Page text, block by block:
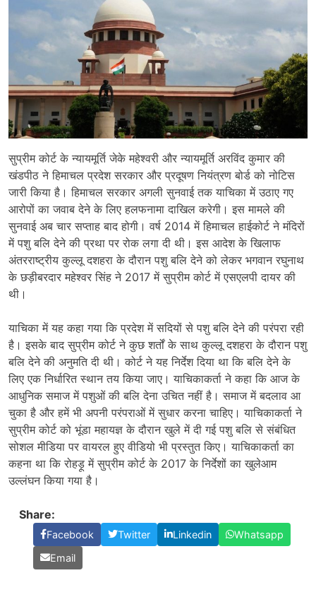
सुप्रीम कोर्ट के न्यायमूर्ति जेके महेश्वरी और न्यायमूर्ति अरविंद कुमार की
खंडपीठ ने हिमाचल प्रदेश सरकार और प्रदूषण नियंत्रण बोर्ड को नोटिस
जारी किया है। हिमाचल सरकार अगली सुनवाई तक याचिका में उठाए गए
आरोपों का जवाब देने के लिए हलफनामा दाखिल करेगी। इस मामले की
सुनवाई अब चार सप्ताह बाद होगी। वर्ष 2014 में हिमाचल हाईकोर्ट ने मंदिरों
में पशु बलि देने की प्रथा पर रोक लगा दी थी। इस आदेश के खिलाफ
अंतरराष्ट्रीय कुल्लू दशहरा के दौरान पशु बलि देने को लेकर भगवान रघुनाथ
के छड़ीबरदार महेश्वर सिंह ने 2017 में सुप्रीम कोर्ट में एसएलपी दायर की
थी।
याचिका में यह कहा गया कि प्रदेश में सदियों से पशु बलि देने की परंपरा रही
है। इसके बाद सुप्रीम कोर्ट ने कुछ शर्तों के साथ कुल्लू दशहरा के दौरान पशु
बलि देने की अनुमति दी थी। कोर्ट ने यह निर्देश दिया था कि बलि देने के
लिए एक निर्धारित स्थान तय किया जाए। याचिकाकर्ता ने कहा कि आज के
आधुनिक समाज में पशुओं की बलि देना उचित नहीं है। समाज में बदलाव आ
चुका है और हमें भी अपनी परंपराओं में सुधार करना चाहिए। याचिकाकर्ता ने
सुप्रीम कोर्ट को भूंडा महायज्ञ के दौरान खुले में दी गई पशु बलि से संबंधित
सोशल मीडिया पर वायरल हुए वीडियो भी प्रस्तुत किए। याचिकाकर्ता का
कहना था कि रोहड़ू में सुप्रीम कोर्ट के 2017 के निर्देशों का खुलेआम
उल्लंघन किया गया है।
Share:
Facebook Twitter Linkedin
Whatsapp
Email